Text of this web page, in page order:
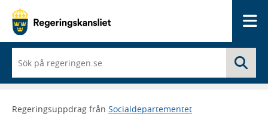
du
börjar
skriva
framträder
Regeringsuppdrag från Socialdepartementet